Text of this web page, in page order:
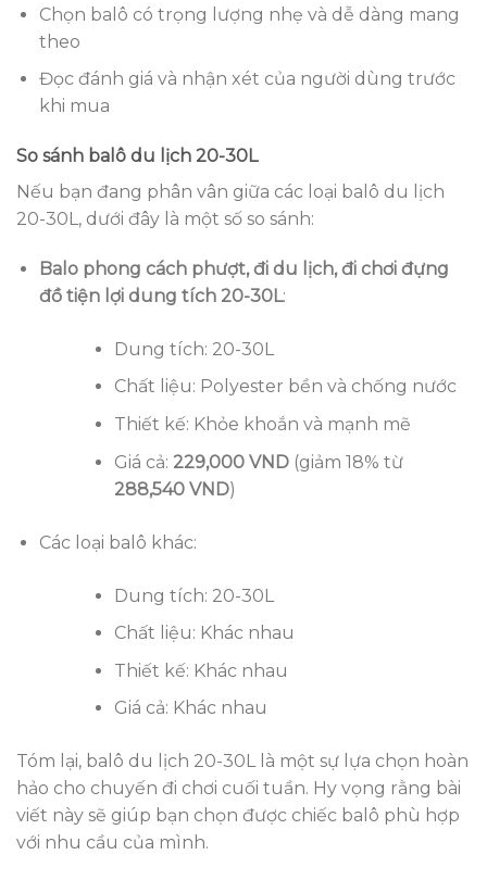
Chọn balô có trọng lượng nhẹ và dễ dàng mang
theo
Đọc đánh giá và nhận xét của người dùng trước
khi mua
So sánh balô du lịch 20-30L
Nếu bạn đang phân vân giữa các loại balô du lịch
20-30L, dưới đây là một số so sánh:
Balo phong cách phượt, đi du lịch, đi chơi đựng
đồ tiện lợi dung tích 20-30L:
Dung tích: 20-30L
Chất liệu: Polyester bền và chống nước
Thiết kế: Khỏe khoắn và mạnh mẽ
Giá cả: 229,000 VND(giảm 18% từ
288,540 VND)
Các loại balô khác:
Dung tích: 20-30L
Chất liệu: Khác nhau
Thiết kế: Khác nhau
Giá cả: Khác nhau
Tóm lại, balô du lịch 20-30L là một sự lựa chọn hoàn
hảo cho chuyến đi chơi cuối tuần. Hy vọng rằng bài
viết này sẽ giúp bạn chọn được chiếc balô phù hợp
với nhu cầu của mình.